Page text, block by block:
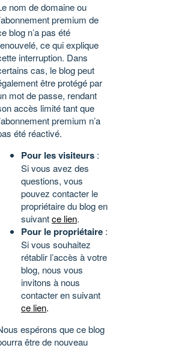
nom de domaine ou
premium de
blog n’a pas été
ce qui explique
interruption. Dans
cas, le blog peut
être protégé par
mot de passe, rendant
accès limité tant que
premium n’a
été réactivé.
Pour les visiteurs :
Si vous avez des
questions, vous
pouvez contacter le
propriétaire du blog en
suivantce lien.
Pour le propriétaire :
Si vous souhaitez
rétablir l’accès à votre
blog, nous vous
invitons à nous
contacter en suivant
ce lien.
espérons que ce blog
être de nouveau